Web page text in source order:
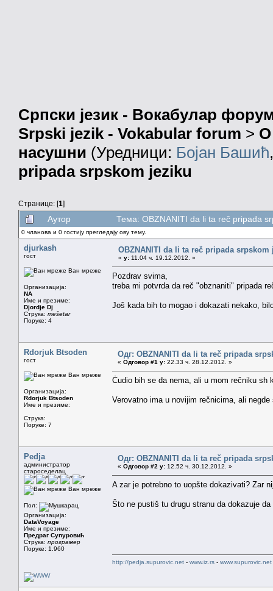
Српски језик - Вокабулар
Srpski jezik - Vokabular forum > О
насушни (Уредници: Бојан Башић
pripada srpskom jeziku
Странице: [1]
Аутор Тема: OBZNANITI da li ta reč pripada
0 чланова и 0 гостију прегледају ову тему.
djurkash
гост
Ван мреже
Организација:
NA
Име и презиме:
Djordje Dj
Струка: mešetar
Поруке: 4
OBZNANITI da li ta reč pripada srpskom
« у: 11.04 ч. 19.12.2012. »
Pozdrav svima,
treba mi potvrda da reč "obznaniti" pripada
Još kada bih to mogao i dokazati nekako,
Rdorjuk Btsoden
гост
Ван мреже
Организација:
Rdorjuk Btsoden
Име и презиме:
Струка:
Поруке: 7
Одг: OBZNANITI da li ta reč pripada
« Одговор #1 у: 22.33 ч. 28.12.2012. »
Čudio bih se da nema, ali u mom rečniku
Verovatno ima u novijim rečnicima, ali
Pedja
администратор
староседелац
Ван мреже
Пол:
Организација:
DataVoyage
Име и презиме:
Предраг Супуровић
Струка: програмер
Поруке: 1.960
Одг: OBZNANITI da li ta reč pripada
« Одговор #2 у: 12.52 ч. 30.12.2012. »
A zar je potrebno to uopšte dokazivati? Zar
Što ne pustiš tu drugu stranu da dokazuje da
http://pedja.supurovic.net - www.iz.rs - www.supurovic.net